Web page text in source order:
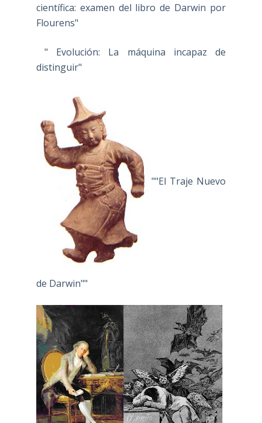
científica: examen del libro de Darwin por
Flourens"
" Evolución: La máquina incapaz de
distinguir"
""El Traje Nuevo
de Darwin""